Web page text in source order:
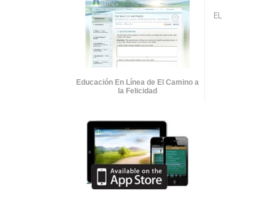
Educación En Línea de El Camino a
la Felicidad
EL